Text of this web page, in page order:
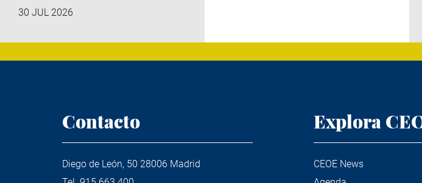
30 JUL 2026
Contacto
Diego de León, 50 28006 Madrid
Explora
CEOE News